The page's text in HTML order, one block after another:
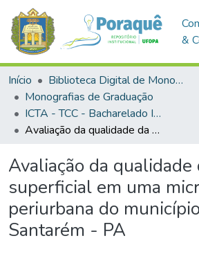
&
Início
Biblioteca Digital de Monografias (BDM)
Monografias de Graduação
ICTA - TCC - Bacharelado Interdisciplinar em Ciência e Tecnologia das Águas
Avaliação da qualidade da água superficial em uma microbacia periurbana do município de Santarém - PA
Avaliação da qualidade
superficial em uma
periurbana do
Santarém - PA